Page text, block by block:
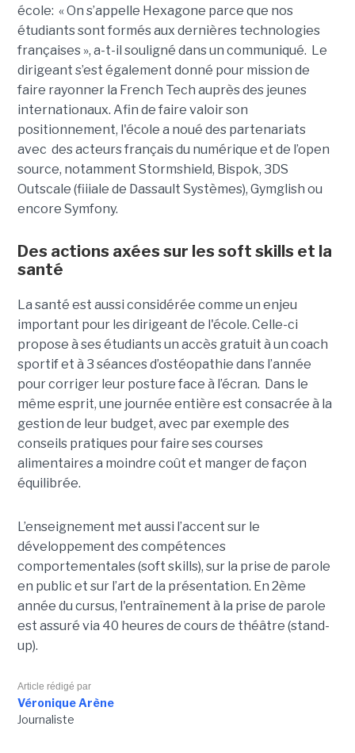
école: « On s’appelle Hexagone parce que nos
étudiants sont formés aux dernières technologies
françaises », a-t-il souligné dans un communiqué. Le
dirigeant s’est également donné pour mission de
faire rayonner la French Tech auprès des jeunes
internationaux. Afin de faire valoir son
positionnement, l'école a noué des partenariats
avec des acteurs français du numérique et de l’open
source, notamment Stormshield, Bispok, 3DS
Outscale (fiiiale de Dassault Systèmes), Gymglish ou
encore Symfony.
Des actions axées sur les soft skills et la
santé
La santé est aussi considérée comme un enjeu
important pour les dirigeant de l'école. Celle-ci
propose à ses étudiants un accès gratuit à un coach
sportif et à 3 séances d’ostéopathie dans l’année
pour corriger leur posture face à l’écran. Dans le
même esprit, une journée entière est consacrée à la
gestion de leur budget, avec par exemple des
conseils pratiques pour faire ses courses
alimentaires a moindre coût et manger de façon
équilibrée.
L’enseignement met aussi l’accent sur le
développement des compétences
comportementales (soft skills), sur la prise de parole
en public et sur l’art de la présentation. En 2ème
année du cursus, l'entraînement à la prise de parole
est assuré via 40 heures de cours de théâtre (stand-
up).
Article rédigé par
Véronique Arène
Journaliste